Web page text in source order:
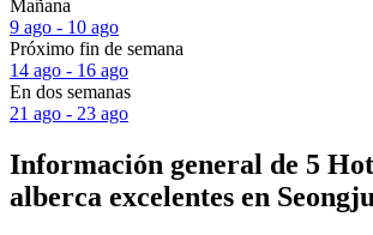
Mañana
9 ago - 10 ago
Próximo fin de semana
14 ago - 16 ago
En dos semanas
21 ago - 23 ago
Información general de 5
alberca excelentes en